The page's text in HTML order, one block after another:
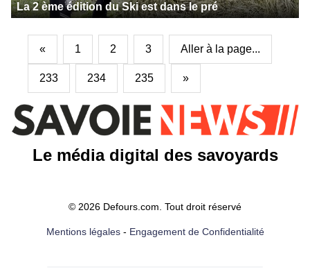
La 2 ème édition du Ski est dans le pré
« 1 2 3 Aller à la page...
233 234 235 »
Le média digital des savoyards
© 2026 Defours.com. Tout droit réservé
Mentions légales- Engagement de Confidentialité